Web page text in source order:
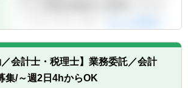
／会計士・税理士】業務委託／会計
集/～週2日4hからOK